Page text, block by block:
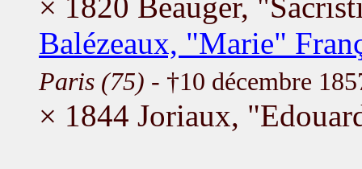
Balézeaux, "Marie"
Paris (75) - †10 décembre
× 1844 Joriaux,